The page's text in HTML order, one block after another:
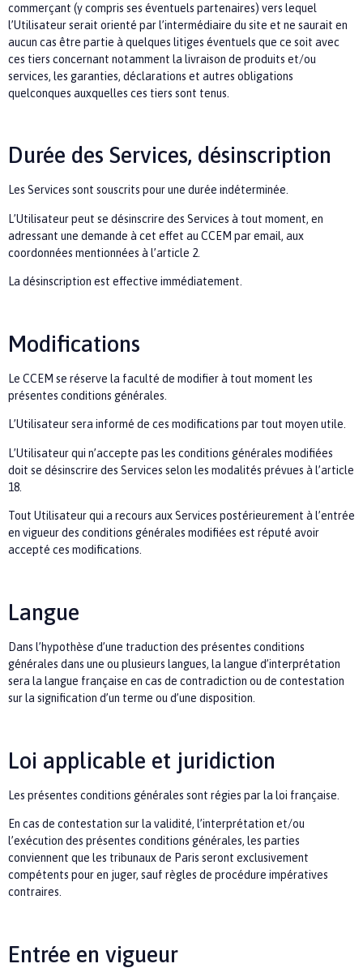
commerçant (y compris ses éventuels partenaires) vers lequel
l’Utilisateur serait orienté par l’intermédiaire du site et ne saurait en
aucun cas être partie à quelques litiges éventuels que ce soit avec
ces tiers concernant notamment la livraison de produits et/ou
services, les garanties, déclarations et autres obligations
quelconques auxquelles ces tiers sont tenus.
Durée des Services, désinscription
Les Services sont souscrits pour une durée indéterminée.
L’Utilisateur peut se désinscrire des Services à tout moment, en
adressant une demande à cet effet au CCEM par email, aux
coordonnées mentionnées à l’article 2.
La désinscription est effective immédiatement.
Modifications
Le CCEM se réserve la faculté de modifier à tout moment les
présentes conditions générales.
L’Utilisateur sera informé de ces modifications par tout moyen utile.
L’Utilisateur qui n’accepte pas les conditions générales modifiées
doit se désinscrire des Services selon les modalités prévues à l’article
18.
Tout Utilisateur qui a recours aux Services postérieurement à l’entrée
en vigueur des conditions générales modifiées est réputé avoir
accepté ces modifications.
Langue
Dans l’hypothèse d’une traduction des présentes conditions
générales dans une ou plusieurs langues, la langue d’interprétation
sera la langue française en cas de contradiction ou de contestation
sur la signification d’un terme ou d’une disposition.
Loi applicable et juridiction
Les présentes conditions générales sont régies par la loi française.
En cas de contestation sur la validité, l’interprétation et/ou
l’exécution des présentes conditions générales, les parties
conviennent que les tribunaux de Paris seront exclusivement
compétents pour en juger, sauf règles de procédure impératives
contraires.
Entrée en vigueur